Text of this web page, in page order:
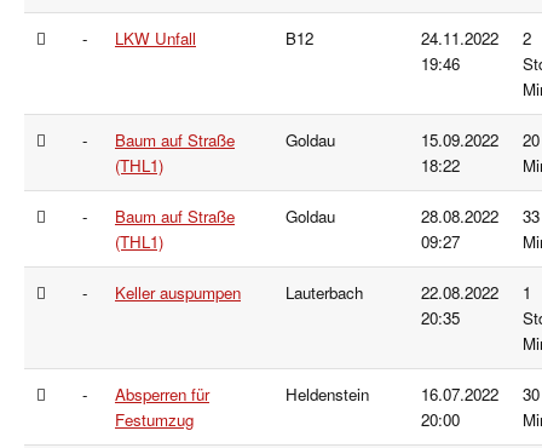
- LKW Unfall B12
24.11.2022
19:46
2
-
Baum auf Straße
(THL1)
Goldau
15.09.2022
18:22
20
-
Baum auf Straße
(THL1)
Goldau
28.08.2022
09:27
33
- Keller auspumpen Lauterbach
22.08.2022
20:35
1
-
Absperren für
Festumzug
Heldenstein
16.07.2022
20:00
30